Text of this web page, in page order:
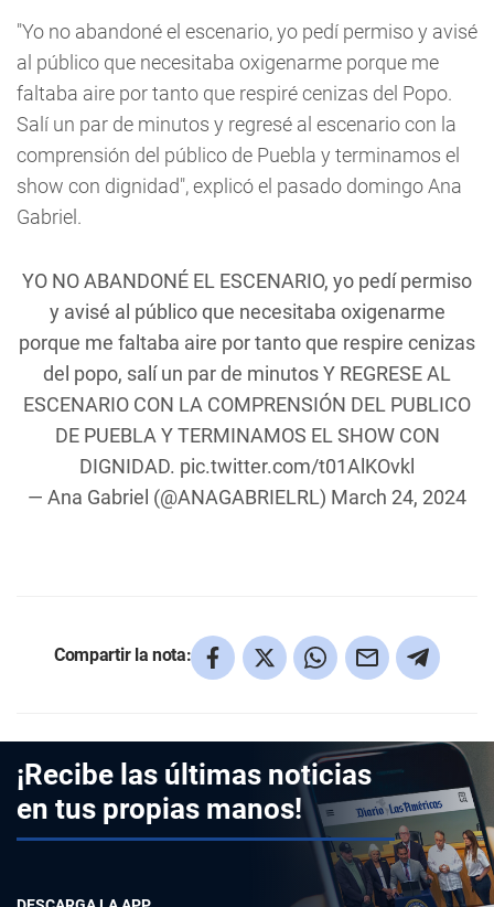
"Yo no abandoné el escenario, yo pedí permiso y avisé
al público que necesitaba oxigenarme porque me
faltaba aire por tanto que respiré cenizas del Popo.
Salí un par de minutos y regresé al escenario con la
comprensión del público de Puebla y terminamos el
show con dignidad", explicó el pasado domingo Ana
Gabriel.
YO NO ABANDONÉ EL ESCENARIO, yo pedí permiso
y avisé al público que necesitaba oxigenarme
porque me faltaba aire por tanto que respire cenizas
del popo, salí un par de minutos Y REGRESE AL
ESCENARIO CON LA COMPRENSIÓN DEL PUBLICO
DE PUEBLA Y TERMINAMOS EL SHOW CON
DIGNIDAD. pic.twitter.com/t01AlKOvkl
— Ana Gabriel (@ANAGABRIELRL) March 24, 2024
Compartir la nota:
¡Recibe las últimas noticias
en tus propias manos!